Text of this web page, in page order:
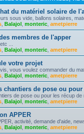
du matériel solaire de
sous vide, ballons solaires,
Balajol monteric ametpierre
membres de l'apper
...
Balajol monteric ametpierre
votre projet
vous voulez commander du
Balajol monteric ametpierre
chantiers de pose ou
de pose ou pour les récup
Balajol monteric ametpierre
APPER
activité, demande d'aide,
Balajol monteric ametpierre